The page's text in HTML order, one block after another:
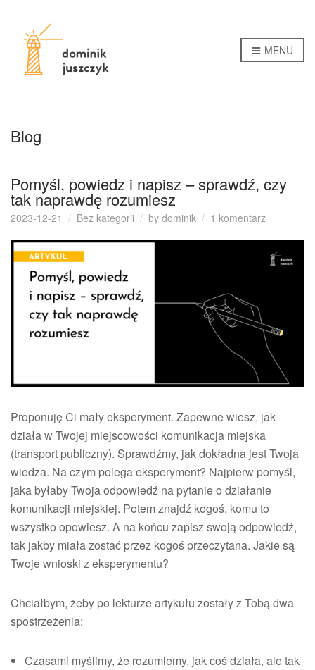
MENU
Blog
Pomyśl, powiedz i napisz – sprawdź, czy
tak naprawdę rozumiesz
2023-12-21 Bez kategorii by dominik 1 komentarz
czy
tak
naprawdę
rozumiesz
Proponuję Ci mały eksperyment. Zapewne wiesz, jak
działa w Twojej miejscowości komunikacja miejska
(transport publiczny). Sprawdźmy, jak dokładna jest Twoja
wiedza. Na czym polega eksperyment? Najpierw pomyśl,
jaka byłaby Twoja odpowiedź na pytanie o działanie
komunikacji miejskiej. Potem znajdź kogoś, komu to
wszystko opowiesz. A na końcu zapisz swoją odpowiedź,
tak jakby miała zostać przez kogoś przeczytana. Jakie są
Twoje wnioski z eksperymentu?
Chciałbym, żeby po lekturze artykułu zostały z Tobą dwa
spostrzeżenia:
Czasami myślimy, że rozumiemy, jak coś działa, ale tak